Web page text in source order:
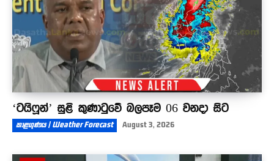
‘ටයිෆූන්’ සුළි කුණාටුවේ බලපෑම 06 වනදා සිට
කාළගුණය | Weather Forecast August 3, 2026